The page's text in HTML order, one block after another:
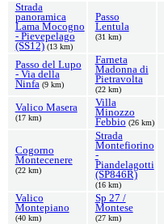
Strada
panoramica
Lama Mocogno
- Pievepelago
(SS12) (13 km)
Passo
Lentula
(31 km)
Passo del Lupo
- Via della
Ninfa (9 km)
Farneta
Madonna di
Pietravolta
(22 km)
Valico Masera
(17 km)
Villa
Minozzo
Febbio (26 km)
Cogorno
Montecenere
(22 km)
Strada
Montefiorino
-
Piandelagotti
(SP846R)
(16 km)
Valico
Montepiano
(40 km)
Sp 27 /
Montese
(27 km)